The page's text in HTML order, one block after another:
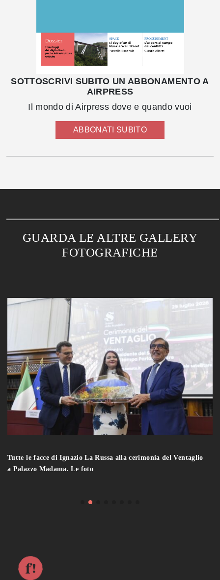
SOTTOSCRIVI SUBITO UN ABBONAMENTO A
AIRPRESS
Il mondo di Airpress dove e quando vuoi
ABBONATI SUBITO
GUARDA LE ALTRE GALLERY
FOTOGRAFICHE
Tutte le facce di Ignazio La Russa alla cerimonia del Ventaglio
a Palazzo Madama. Le foto